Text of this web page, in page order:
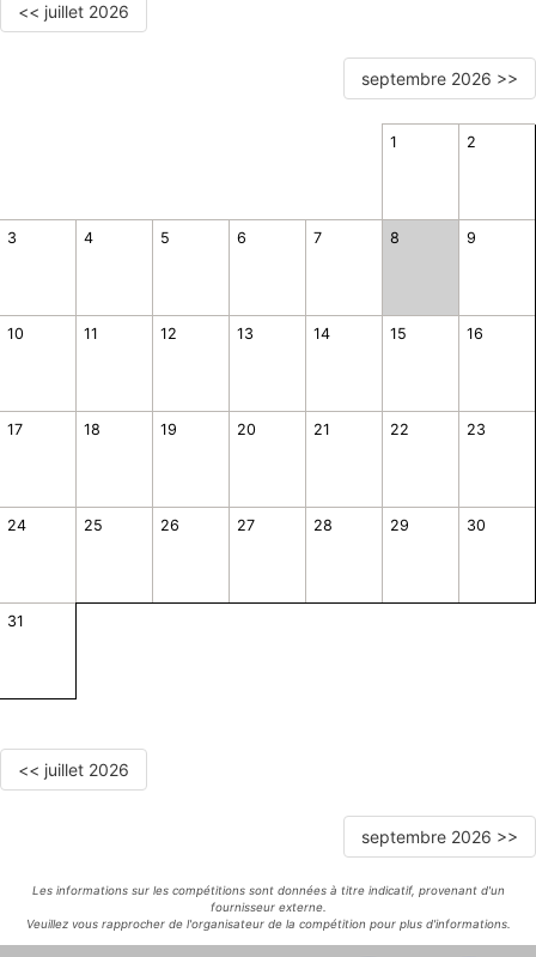
<< juillet 2026
septembre 2026 >>
1 2
3 4 5 6 7 8 9
10 11 12 13 14 15 16
17 18 19 20 21 22 23
24 25 26 27 28 29 30
31
<< juillet 2026
septembre 2026 >>
Les informations sur les compétitions sont données à titre indicatif, provenant d'un
fournisseur externe.
Veuillez vous rapprocher de l'organisateur de la compétition pour plus d'informations.